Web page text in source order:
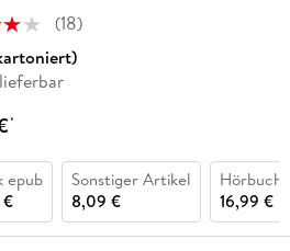
(18)
*
epub
€
Sonstiger Artikel
8,09 €
Hörbuch
16,99 €